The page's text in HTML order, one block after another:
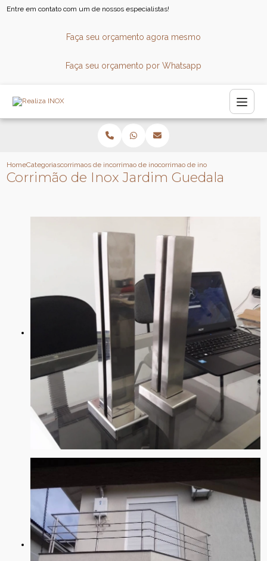
Entre em contato com um de nossos especialistas!
Faça seu orçamento agora mesmo
Faça seu orçamento por Whatsapp
HomeCategoriascorrimaos de inoxcorrimao de inox para consultorio
corrimao de inox jardim guedala
Corrimão de Inox Jardim Guedala